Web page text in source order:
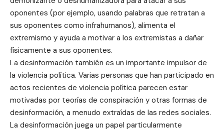
oponentes (por ejemplo, usando palabras que retratan a
sus oponentes como infrahumanos), alimenta el
extremismo y ayuda a motivar a los extremistas a dañar
físicamente a sus oponentes.
La desinformación también es un importante impulsor de
la violencia política. Varias personas que han participado en
actos recientes de violencia política parecen estar
motivadas por teorías de conspiración y otras formas de
desinformación, a menudo extraídas de las redes sociales.
La desinformación juega un papel particularmente